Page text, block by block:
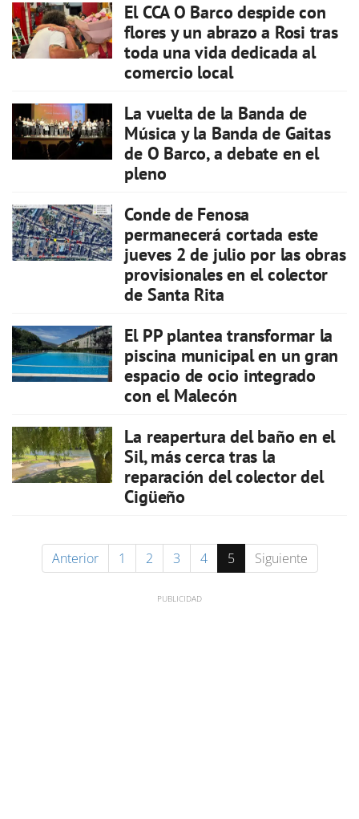
El CCA O Barco despide con
flores y un abrazo a Rosi tras
toda una vida dedicada al
comercio local
La vuelta de la Banda de
Música y la Banda de Gaitas
de O Barco, a debate en el
pleno
Conde de Fenosa
permanecerá cortada este
jueves 2 de julio por las obras
provisionales en el colector
de Santa Rita
El PP plantea transformar la
piscina municipal en un gran
espacio de ocio integrado
con el Malecón
La reapertura del baño en el
Sil, más cerca tras la
reparación del colector del
Cigüeño
Anterior 1 2 3 4 5 Siguiente